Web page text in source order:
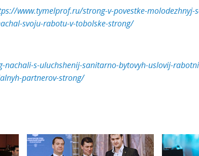
www.tymelprof.ru/strong-v-povestke-
svoju-rabotu-v-tobolske-strong/
s-uluchshenij-sanitarno-bytovyh-uslovij-
partnerov-strong/